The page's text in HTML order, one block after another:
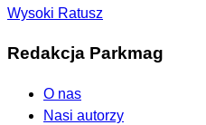
Wysoki Ratusz
Redakcja Parkmag
O nas
Nasi autorzy